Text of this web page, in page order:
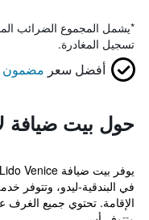
*يشمل المجموع الضرائب
تسجيل المغادرة.
أفضل سعر مضمون
حول بيت ضيافة
في البندقية-ليدو، وتتوفر
الإقامة. تحتوي جميع